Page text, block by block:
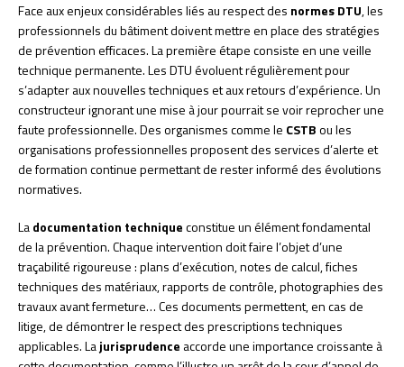
Face aux enjeux considérables liés au respect des normes DTU, les
professionnels du bâtiment doivent mettre en place des stratégies
de prévention efficaces. La première étape consiste en une veille
technique permanente. Les DTU évoluent régulièrement pour
s’adapter aux nouvelles techniques et aux retours d’expérience. Un
constructeur ignorant une mise à jour pourrait se voir reprocher une
faute professionnelle. Des organismes comme le CSTBou les
organisations professionnelles proposent des services d’alerte et
de formation continue permettant de rester informé des évolutions
normatives.
Ladocumentation techniqueconstitue un élément fondamental
de la prévention. Chaque intervention doit faire l’objet d’une
traçabilité rigoureuse : plans d’exécution, notes de calcul, fiches
techniques des matériaux, rapports de contrôle, photographies des
travaux avant fermeture… Ces documents permettent, en cas de
litige, de démontrer le respect des prescriptions techniques
applicables. Lajurisprudence accorde une importance croissante à